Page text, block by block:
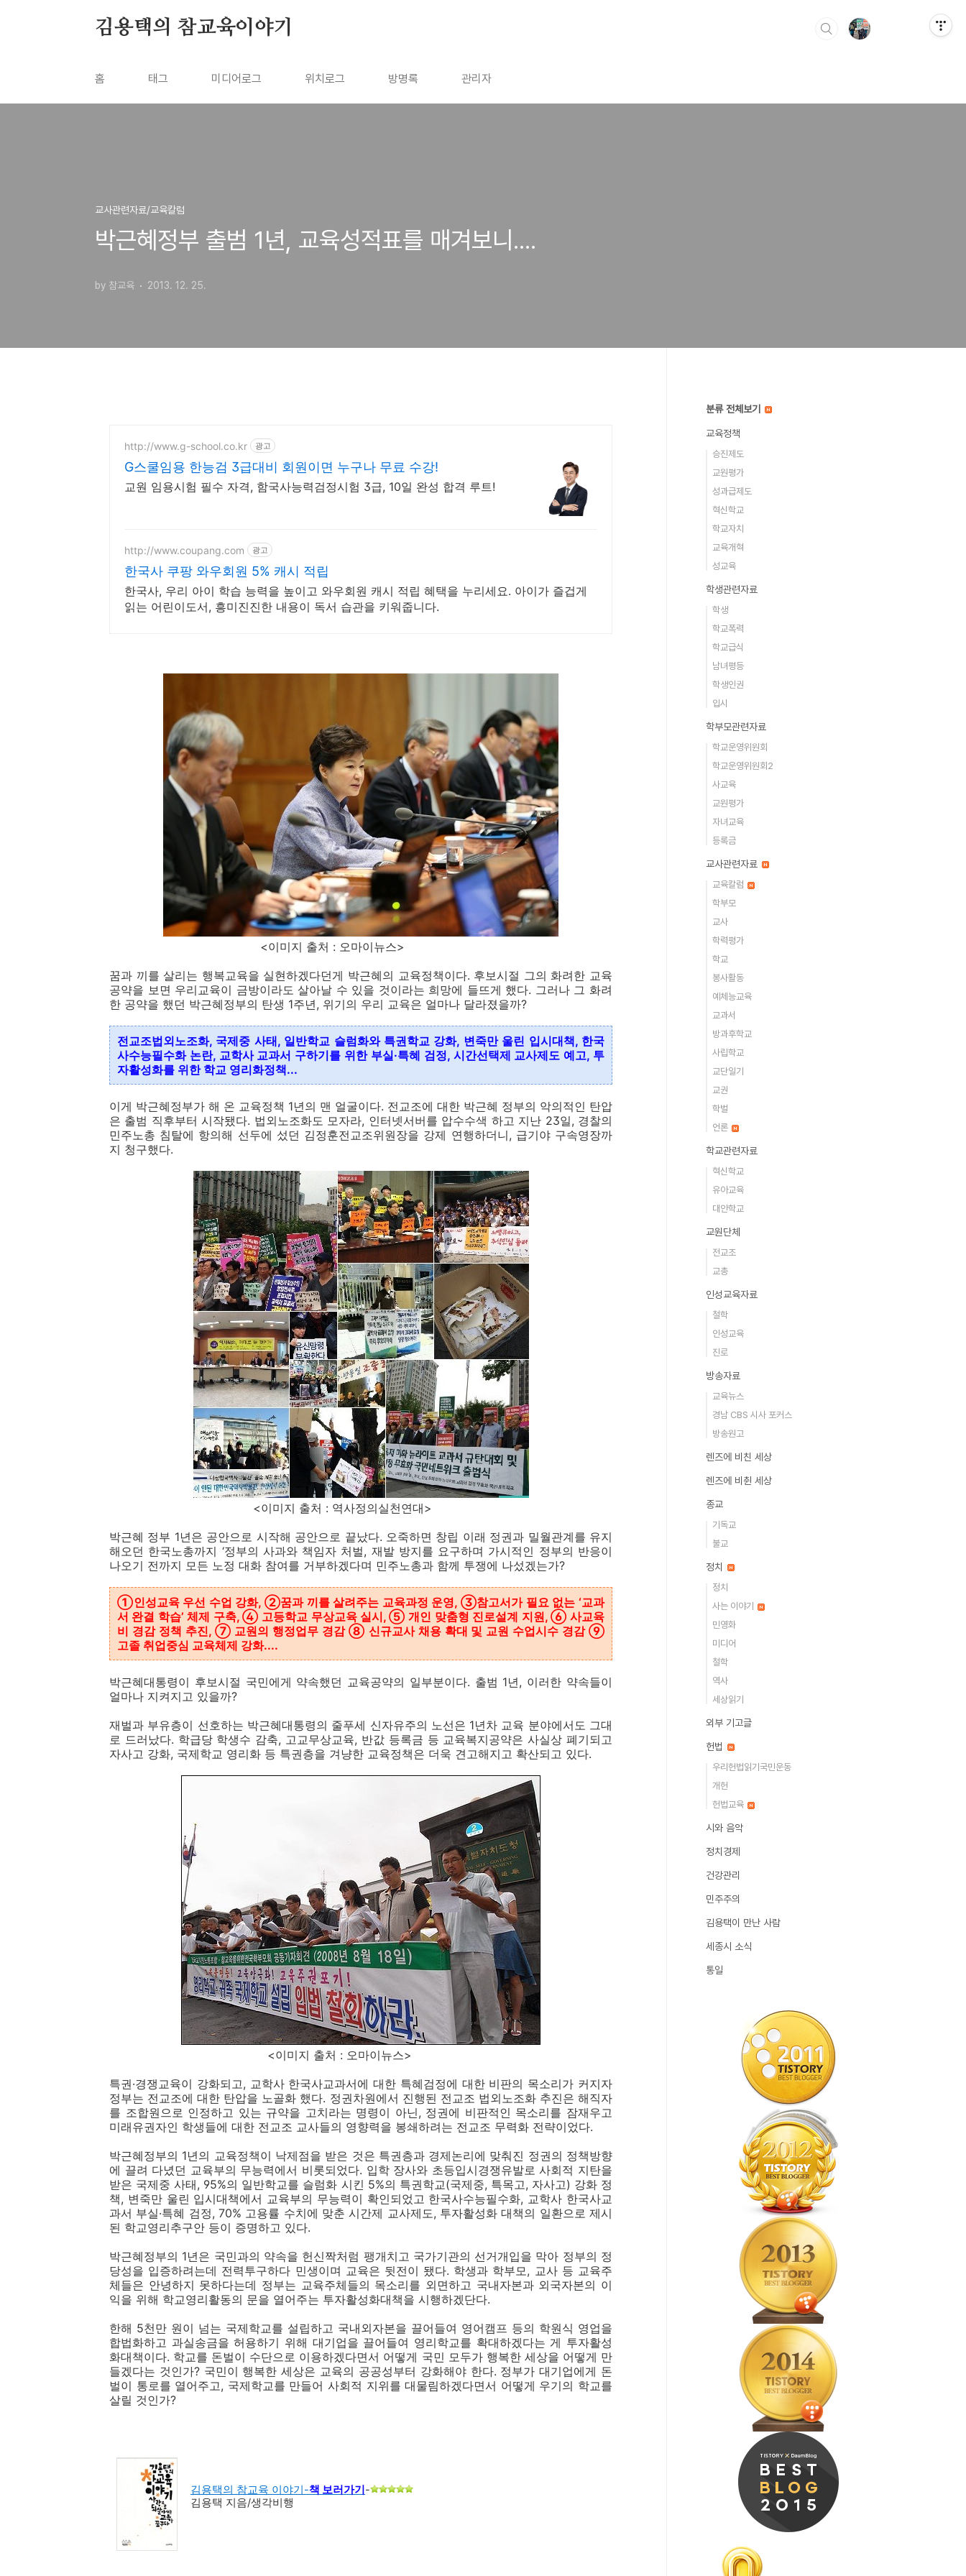
김용택의 참교육이야기
홈 태그 미디어로그 위치로그 방명록 관리자
교사관련자료/교육칼럼
박근혜정부 출범 1년, 교육성적표를 매겨보니....
by 참교육 2013. 12. 25.
http://www.g-school.co.kr 광고
G스쿨임용 한능검 3급대비 회원이면 누구나 무료 수강!
교원 임용시험 필수 자격, 함국사능력검정시험 3급, 10일 완성 합격 루트!
http://www.coupang.com 광고
한국사 쿠팡 와우회원 5% 캐시 적립
한국사, 우리 아이 학습 능력을 높이고 와우회원 캐시 적립 혜택을 누리세요. 아이가 즐겁게
읽는 어린이도서, 흥미진진한 내용이 독서 습관을 키워줍니다.
<이미지 출처 : 오마이뉴스>
꿈과 끼를 살리는 행복교육을 실현하겠다던게 박근혜의 교육정책이다. 후보시절 그의 화려한 교육
공약을 보면 우리교육이 금방이라도 살아날 수 있을 것이라는 희망에 들뜨게 했다. 그러나 그 화려
한 공약을 했던 박근혜정부의 탄생 1주년, 위기의 우리 교육은 얼마나 달라졌을까?
전교조법외노조화, 국제중 사태, 일반학교 슬럼화와 특권학교 강화, 변죽만 울린 입시대책, 한국
사수능필수화 논란, 교학사 교과서 구하기를 위한 부실·특혜 검정, 시간선택제 교사제도 예고, 투
자활성화를 위한 학교 영리화정책...
이게 박근혜정부가 해 온 교육정책 1년의 맨 얼굴이다. 전교조에 대한 박근혜 정부의 악의적인 탄압
은 출범 직후부터 시작됐다. 법외노조화도 모자라, 인터넷서버를 압수수색 하고 지난 23일, 경찰의
민주노총 침탈에 항의해 선두에 섰던 김정훈전교조위원장을 강제 연행하더니, 급기야 구속영장까
지 청구했다.
<이미지 출처 : 역사정의실천연대>
박근혜 정부 1년은 공안으로 시작해 공안으로 끝났다. 오죽하면 창립 이래 정권과 밀월관계를 유지
해오던 한국노총까지 ‘정부의 사과와 책임자 처벌, 재발 방지를 요구하며 가시적인 정부의 반응이
나오기 전까지 모든 노정 대화 참여를 거부하겠다며 민주노총과 함께 투쟁에 나섰겠는가?
①인성교육 우선 수업 강화, ②꿈과 끼를 살려주는 교육과정 운영, ③참고서가 필요 없는 ‘교과
서 완결 학습’ 체제 구축, ④ 고등학교 무상교육 실시, ⑤ 개인 맞춤형 진로설계 지원, ⑥ 사교육
비 경감 정책 추진, ⑦ 교원의 행정업무 경감 ⑧ 신규교사 채용 확대 및 교원 수업시수 경감 ⑨
고졸 취업중심 교육체제 강화....
박근혜대통령이 후보시절 국민에게 약속했던 교육공약의 일부분이다. 출범 1년, 이러한 약속들이
얼마나 지켜지고 있을까?
재벌과 부유층이 선호하는 박근혜대통령의 줄푸세 신자유주의 노선은 1년차 교육 분야에서도 그대
로 드러났다. 학급당 학생수 감축, 고교무상교육, 반값 등록금 등 교육복지공약은 사실상 폐기되고
자사고 강화, 국제학교 영리화 등 특권층을 겨냥한 교육정책은 더욱 견고해지고 확산되고 있다.
<이미지 출처 : 오마이뉴스>
특권·경쟁교육이 강화되고, 교학사 한국사교과서에 대한 특혜검정에 대한 비판의 목소리가 커지자
정부는 전교조에 대한 탄압을 노골화 했다. 정권차원에서 진행된 전교조 법외노조화 추진은 해직자
를 조합원으로 인정하고 있는 규약을 고치라는 명령이 아닌, 정권에 비판적인 목소리를 잠재우고
미래유권자인 학생들에 대한 전교조 교사들의 영향력을 봉쇄하려는 전교조 무력화 전략이었다.
박근혜정부의 1년의 교육정책이 낙제점을 받은 것은 특권층과 경제논리에 맞춰진 정권의 정책방향
에 끌려 다녔던 교육부의 무능력에서 비롯되었다. 입학 장사와 초등입시경쟁유발로 사회적 지탄을
받은 국제중 사태, 95%의 일반학교를 슬럼화 시킨 5%의 특권학교(국제중, 특목고, 자사고) 강화 정
책, 변죽만 울린 입시대책에서 교육부의 무능력이 확인되었고 한국사수능필수화, 교학사 한국사교
과서 부실·특혜 검정, 70% 고용률 수치에 맞춘 시간제 교사제도, 투자활성화 대책의 일환으로 제시
된 학교영리추구안 등이 증명하고 있다.
박근혜정부의 1년은 국민과의 약속을 헌신짝처럼 팽개치고 국가기관의 선거개입을 막아 정부의 정
당성을 입증하려는데 전력투구하다 민생이며 교육은 뒷전이 됐다. 학생과 학부모, 교사 등 교육주
체들은 안녕하지 못하다는데 정부는 교육주체들의 목소리를 외면하고 국내자본과 외국자본의 이
익을 위해 학교영리활동의 문을 열어주는 투자활성화대책을 시행하겠단다.
한해 5천만 원이 넘는 국제학교를 설립하고 국내외자본을 끌어들여 영어캠프 등의 학원식 영업을
합법화하고 과실송금을 허용하기 위해 대기업을 끌어들여 영리학교를 확대하겠다는 게 투자활성
화대책이다. 학교를 돈벌이 수단으로 이용하겠다면서 어떻게 국민 모두가 행복한 세상을 어떻게 만
들겠다는 것인가? 국민이 행복한 세상은 교육의 공공성부터 강화해야 한다. 정부가 대기업에게 돈
벌이 통로를 열어주고, 국제학교를 만들어 사회적 지위를 대물림하겠다면서 어떻게 우기의 학교를
살릴 것인가?
김용택의 참교육 이야기-책 보러가기-
김용택 지음/생각비행
분류 전체보기
교육정책
승진제도
교원평가
성과급제도
혁신학교
학교자치
교육개혁
성교육
학생관련자료
학생
학교폭력
학교급식
남녀평등
학생인권
입시
학부모관련자료
학교운영위원회
학교운영위원회2
사교육
교원평가
자녀교육
등록금
교사관련자료
교육칼럼
학부모
교사
학력평가
학교
봉사활동
예체능교육
교과서
방과후학교
사립학교
교단일기
교권
학벌
언론
학교관련자료
혁신학교
유아교육
대안학교
교원단체
전교조
교총
인성교육자료
철학
인성교육
진로
방송자료
교육뉴스
경남 CBS 시사 포커스
방송원고
렌즈에 비친 세상
렌즈에 비췬 세상
종교
기독교
불교
정치
정치
사는 이야기
민영화
미디어
철학
역사
세상읽기
외부 기고글
헌법
우리헌법읽기국민운동
개헌
헌법교육
시와 음악
정치경제
건강관리
민주주의
김용택이 만난 사람
세종시 소식
통일